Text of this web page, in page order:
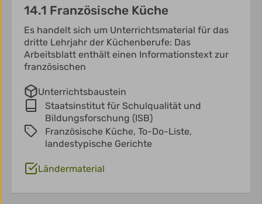
14.1 Französische Küche
Es handelt sich um Unterrichtsmaterial für das
dritte Lehrjahr der Küchenberufe: Das
Arbeitsblatt enthält einen Informationstext zur
französischen
Unterrichtsbaustein
Staatsinstitut für Schulqualität und
Bildungsforschung (ISB)
Französische Küche, To-Do-Liste,
landestypische Gerichte
Ländermaterial